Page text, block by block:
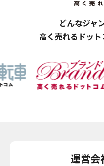
どんなジャ
高く売れるドッ
運営会